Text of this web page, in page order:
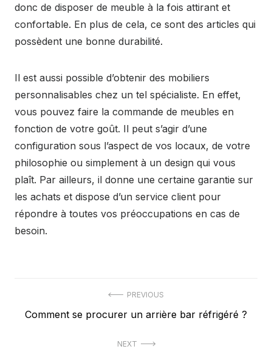
donc de disposer de meuble à la fois attirant et
confortable. En plus de cela, ce sont des articles qui
possèdent une bonne durabilité.
Il est aussi possible d’obtenir des mobiliers
personnalisables chez un tel spécialiste. En effet,
vous pouvez faire la commande de meubles en
fonction de votre goût. Il peut s’agir d’une
configuration sous l’aspect de vos locaux, de votre
philosophie ou simplement à un design qui vous
plaît. Par ailleurs, il donne une certaine garantie sur
les achats et dispose d’un service client pour
répondre à toutes vos préoccupations en cas de
besoin.
navigation
PREVIOUS
Previous
Comment se procurer un arrière bar réfrigéré ?
NEXT